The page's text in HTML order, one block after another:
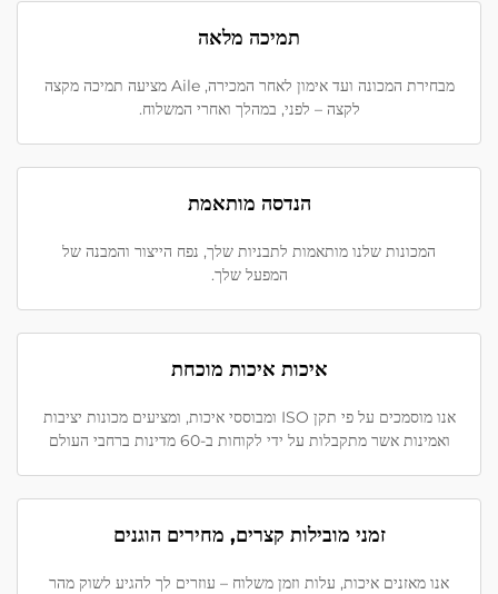
תמיכה מלאה
מבחירת המכונה ועד אימון לאחר המכירה, Aile מציעה תמיכה מקצה
לקצה – לפני, במהלך ואחרי המשלוח.
הנדסה מותאמת
המכונות שלנו מותאמות לתבניות שלך, נפח הייצור והמבנה של
המפעל שלך.
איכות איכות מוכחת
אנו מוסמכים על פי תקן ISO ומבוססי איכות, ומציעים מכונות יציבות
ואמינות אשר מתקבלות על ידי לקוחות ב-60 מדינות ברחבי העולם
זמני מובילות קצרים, מחירים הוגנים
אנו מאזנים איכות, עלות וזמן משלוח – עוזרים לך להגיע לשוק מהר